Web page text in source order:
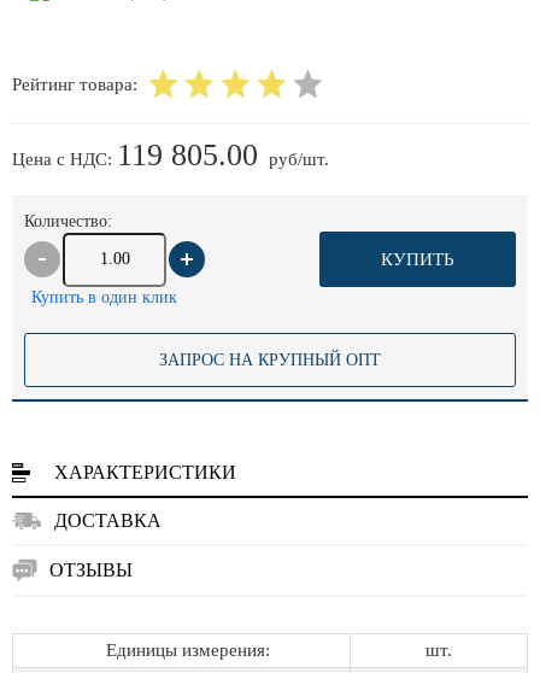
Рейтинг товара:
Цена с НДС: 119 805.00 руб/шт.
Количество:
КУПИТЬ
Купить в один клик
ЗАПРОС НА КРУПНЫЙ ОПТ
ХАРАКТЕРИСТИКИ
ДОСТАВКА
ОТЗЫВЫ
Единицы измерения:
шт.